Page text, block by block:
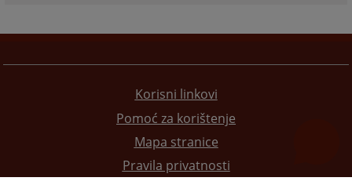
Korisni linkovi
Pomoć za korištenje
Mapa stranice
Pravila privatnosti